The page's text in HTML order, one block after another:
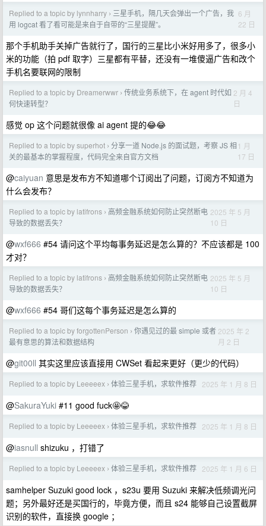
Replied to a topic by lynnharry › 三星手机，隔几天会弹出一个广告，我
用 logcat 看了看可能是来自于自带的“三星提醒”。
6 月
22 日
那个手机助手关掉广告就行了，国行的三星比小米好用多了，很多小
米的功能（拍 pdf 取字）三星都有平替，还没有一堆傻逼广告和改个
手机名要联网的限制
Replied to a topic by Dreamerwwr › 传统业务系统下，在 agent 时代如
何快速转型？
2 月 4
日
感觉 op 这个问题就很像 ai agent 提的😂😂
Replied to a topic by superhot › 分享一道 Node.js 的面试题，考察 JS 相
关的最基本的掌握程度，代码完全来自官方文档
1 月
17 日
@caiyuan 意思是发布方不知道哪个订阅出了问题，订阅方不知道为
什么会发布？
Replied to a topic by latifrons › 高频金融系统如何防止突然断电
导致的数据丢失？
2025 年 5 月
10 日
@wxf666 #54 请问这个平均每事务延迟是怎么算的？不应该都是 100
才对？
Replied to a topic by latifrons › 高频金融系统如何防止突然断电
导致的数据丢失？
2025 年 5 月
10 日
@wxf666 #54 哥们这每个事务延迟是怎么算的
Replied to a topic by forgottenPerson › 你遇见过的最 simple 或者
最有意思的算法和数据结构
2025 年 2
月 2 日
@git00ll 其实这里应该直接用 CWSet 看起来更好（更少的代码）
Replied to a topic by Leeeeex › 体验三星手机，求软件推荐 2025 年 1 月 8 日
@SakuraYuki #11 good fuck🤩😂
Replied to a topic by Leeeeex › 体验三星手机，求软件推荐 2025 年 1 月 8 日
@iasnull shizuku ，打错了
Replied to a topic by Leeeeex › 体验三星手机，求软件推荐 2025 年 1 月 6 日
samhelper Suzuki good lock ，s23u 要用 Suzuki 来解决低频调光问
题；另外最好还是买国行的，毕竟方便，而且 s24 能够自己设置截屏
识别的软件，直接换 google ；